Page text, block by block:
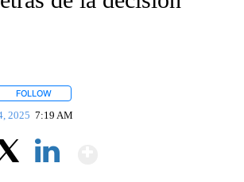
FOLLOW
2025 7:19 AM